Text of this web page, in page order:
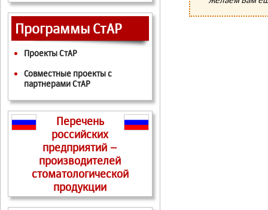
Программы СтАР
Проекты СтАР
Совместные проекты с
партнерами СтАР
Перечень
российских
предприятий –
производителей
стоматологической
продукции